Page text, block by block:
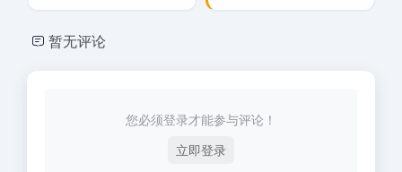
暂无评论
您必须登录才能参与评论！
立即登录